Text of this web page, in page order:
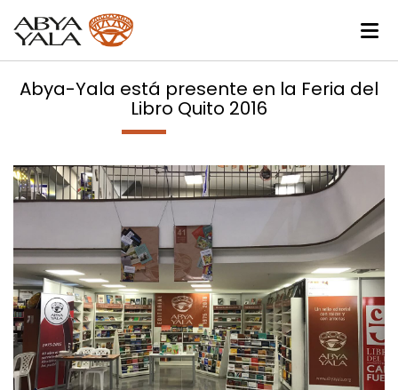
Abya-Yala está presente en la Feria del
Libro Quito 2016